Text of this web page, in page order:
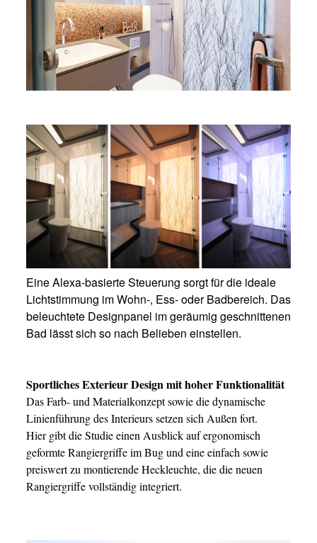
Eine Alexa-basierte Steuerung sorgt für die ideale
Lichtstimmung im Wohn-, Ess- oder Badbereich. Das
beleuchtete Designpanel im geräumig geschnittenen
Bad lässt sich so nach Belieben einstellen.
Sportliches Exterieur Design mit hoher Funktionalität
Das Farb- und Materialkonzept sowie die dynamische
Linienführung des Interieurs setzen sich Außen fort.
Hier gibt die Studie einen Ausblick auf ergonomisch
geformte Rangiergriffe im Bug und eine einfach sowie
preiswert zu montierende Heckleuchte, die die neuen
Rangiergriffe vollständig integriert.